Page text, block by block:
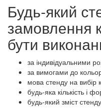
Будь-який
замовлення
бути
за індивідуальними
за вимогами до
мова стенду на вибір
будь-яка кількість і
будь-який зміст стенду